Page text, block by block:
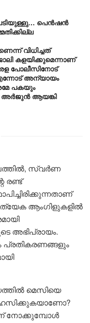
പെൻഷൻ
വിധിച്ചത്
കളയിക്കുമെന്നാണ്
പോലീസിനോട്
അന്യായം
പകയും
ആയങ്കി
സ്വർണ
രണ്ട്
ആംഗിളുകളിൽ
അഭിപ്രായം.
പ്രതികരണങ്ങളും
മെസിയെ
നോക്കുമ്പോൾ